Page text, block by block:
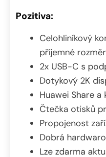
Pozitiva:
Celohliníkový
příjemné
2x USB-C s
Dotykový 2K
Huawei Share a
Čtečka otisků
Propojenost
Dobrá
Lze zdarma